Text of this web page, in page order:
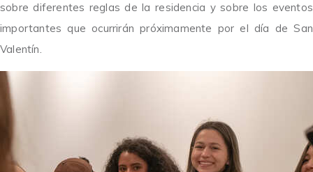
sobre diferentes reglas de la residencia y sobre los eventos
importantes que ocurrirán próximamente por el día de San
Valentín.